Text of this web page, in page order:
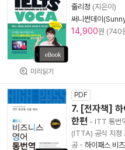
미리읽기
줄리정 (지은이)
써니썬데이
14,900원 (740
PDF
7. [전자책] 하
한편 - ITT 통번
(ITTA) 공식 지정
공 - 하이패스 비